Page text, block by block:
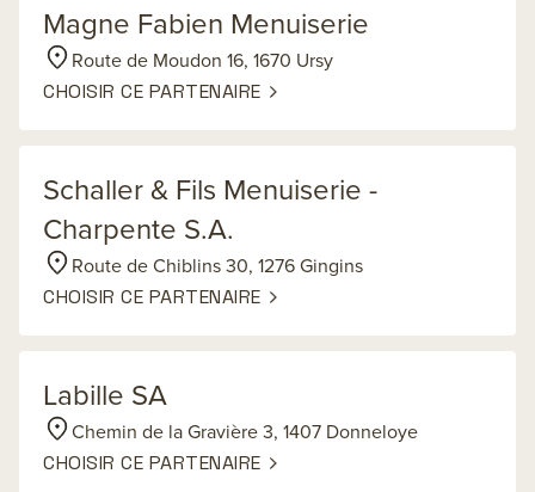
Magne Fabien Menuiserie
Route de Moudon 16, 1670 Ursy
CHOISIR CE PARTENAIRE
Schaller & Fils Menuiserie -
Charpente S.A.
Route de Chiblins 30, 1276 Gingins
CHOISIR CE PARTENAIRE
Labille SA
Chemin de la Gravière 3, 1407 Donneloye
CHOISIR CE PARTENAIRE